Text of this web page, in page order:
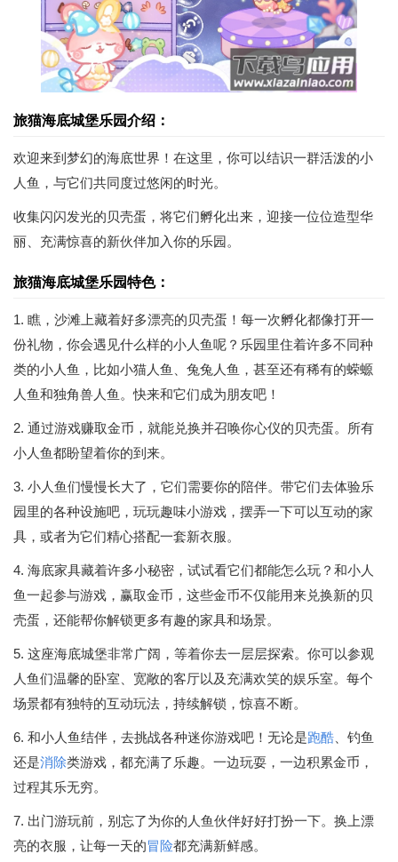
旅猫海底城堡乐园介绍：
欢迎来到梦幻的海底世界！在这里，你可以结识一群活泼的小
人鱼，与它们共同度过悠闲的时光。
收集闪闪发光的贝壳蛋，将它们孵化出来，迎接一位位造型华
丽、充满惊喜的新伙伴加入你的乐园。
旅猫海底城堡乐园特色：
1. 瞧，沙滩上藏着好多漂亮的贝壳蛋！每一次孵化都像打开一
份礼物，你会遇见什么样的小人鱼呢？乐园里住着许多不同种
类的小人鱼，比如小猫人鱼、兔兔人鱼，甚至还有稀有的蝾螈
人鱼和独角兽人鱼。快来和它们成为朋友吧！
2. 通过游戏赚取金币，就能兑换并召唤你心仪的贝壳蛋。所有
小人鱼都盼望着你的到来。
3. 小人鱼们慢慢长大了，它们需要你的陪伴。带它们去体验乐
园里的各种设施吧，玩玩趣味小游戏，摆弄一下可以互动的家
具，或者为它们精心搭配一套新衣服。
4. 海底家具藏着许多小秘密，试试看它们都能怎么玩？和小人
鱼一起参与游戏，赢取金币，这些金币不仅能用来兑换新的贝
壳蛋，还能帮你解锁更多有趣的家具和场景。
5. 这座海底城堡非常广阔，等着你去一层层探索。你可以参观
人鱼们温馨的卧室、宽敞的客厅以及充满欢笑的娱乐室。每个
场景都有独特的互动玩法，持续解锁，惊喜不断。
6. 和小人鱼结伴，去挑战各种迷你游戏吧！无论是跑酷 、钓鱼
还是消除类游戏，都充满了乐趣。一边玩耍，一边积累金币，
过程其乐无穷。
7. 出门游玩前，别忘了为你的人鱼伙伴好好打扮一下。换上漂
亮的衣服，让每一天的冒险都充满新鲜感。